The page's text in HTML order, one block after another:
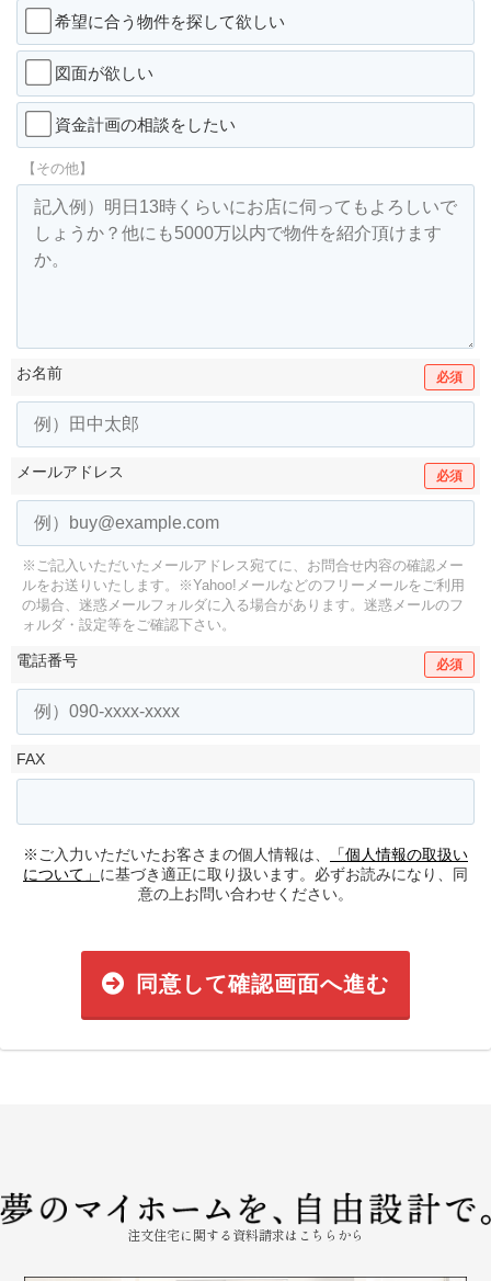
希望に合う物件を探して欲しい
図面が欲しい
資金計画の相談をしたい
【その他】
お名前 必須
メールアドレス 必須
※ご記入いただいたメールアドレス宛てに、お問合せ内容の確認メー
ルをお送りいたします。
※Yahoo!メールなどのフリーメールをご利用
の場合、迷惑メールフォルダに入る場合があります。 迷惑メールのフ
ォルダ・設定等をご確認下さい。
電話番号 必須
FAX
※ご入力いただいたお客さまの個人情報は、
「個人情報の取扱い
について」 に基づき適正に取り扱います。必ずお読みになり、同
意の上お問い合わせください。
同意して確認画面へ進む
注文住宅に関する資料請求はこちらから